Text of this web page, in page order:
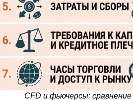
CFD и фьючерсы: